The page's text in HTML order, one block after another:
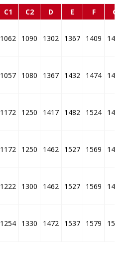
C1 C2 D E F
G
1062 1090 1302 1367 1409 1426
1057 1080 1367 1432 1474 1426
1172 1250 1417 1482 1524 1479
1172 1250 1462 1527 1569 1479
1222 1300 1462 1527 1569 1469
1254 1330 1472 1537 1579 1569